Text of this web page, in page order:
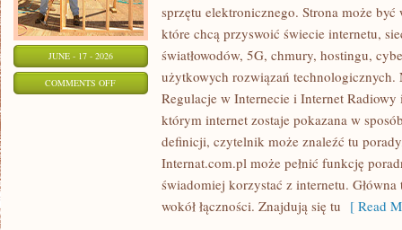
JUNE - 17 - 2026
COMMENTS OFFON
PRZECHOWYWANIE
sprzętu elektronicznego. Strona może
które chcą przyswoić świecie internetu,
światłowodów, 5G, chmury, hostingu,
użytkowych rozwiązań technologicznych.
Regulacje w Internecie i Internet
którym internet zostaje pokazana w
definicji, czytelnik może znaleźć tu
Internat.com.pl może pełnić funkcję
świadomiej korzystać z internetu.
wokół łączności. Znajdują się tu [ Read